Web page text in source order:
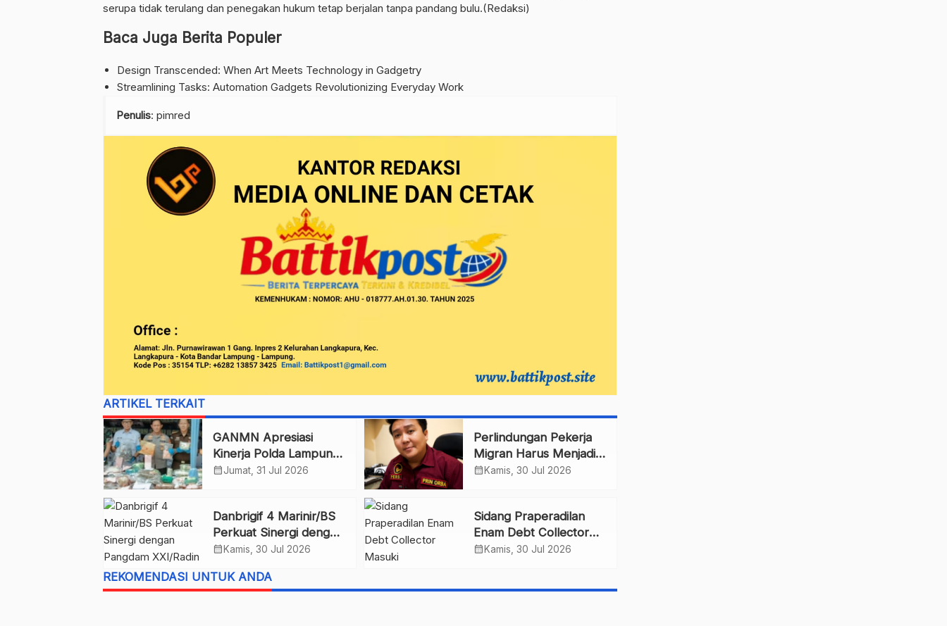
serupa tidak terulang dan penegakan hukum tetap berjalan tanpa pandang bulu.(Redaksi)
Baca Juga Berita Populer
Design Transcended: When Art Meets Technology in Gadgetry
Streamlining Tasks: Automation Gadgets Revolutionizing Everyday Work
Penulis: pimred
ARTIKEL TERKAIT
GANMN Apresiasi
Kinerja Polda Lampung
Berantas Narkoba
calendar_monthJumat, 31 Jul 2026
Perlindungan Pekerja
Migran Harus Menjadi
Prioritas Negara
calendar_month Kamis, 30 Jul 2026
Danbrigif 4 Marinir/BS
Perkuat Sinergi dengan
Pangdam XXI/Radin
calendar_month Kamis, 30 Jul 2026
Sidang Praperadilan
Enam Debt Collector
Masuki Pemeriksaan
calendar_month Kamis, 30 Jul 2026
REKOMENDASI UNTUK ANDA